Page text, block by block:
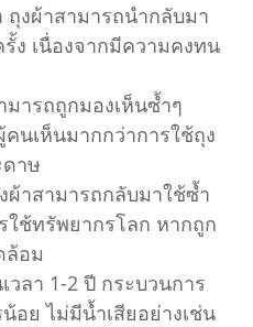
ถุงผ้าสามารถนำกลับมา
ง เนื่องจากมีความคงทน
ารถถูกมองเห็นซ้ำๆ
นเห็นมากกว่าการใช้ถุง
าษ
ผ้าสามารถกลับมาใช้ซ้ำ
ใช้ทรัพยากรโลก หากถูก
ล้อม
วลา 1-2 ปี กระบวนการ
อย ไม่มีน้ำเสียอย่างเช่น